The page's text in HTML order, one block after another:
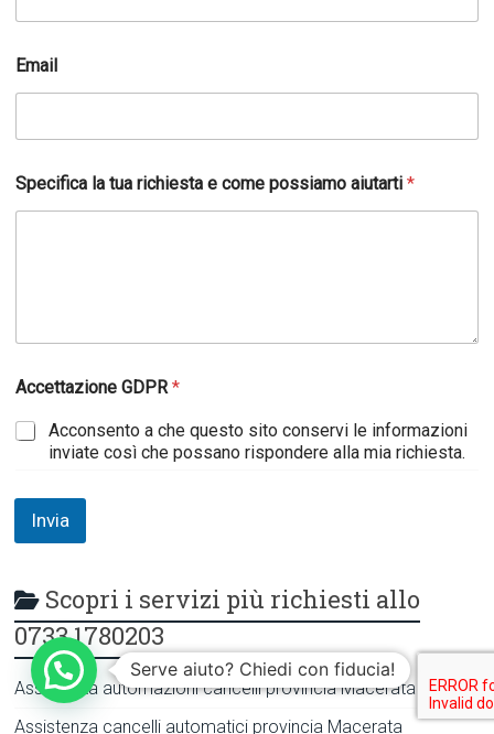
C
o
n
m
e
S
i
a
Email
Specifica la tua richiesta e come possiamo aiutarti*
Accettazione GDPR*
Acconsento a che questo sito conservi le informazioni
inviate così che possano rispondere alla mia richiesta.
Invia
Scopri i servizi più richiesti allo
0733 1780203
Assistenza automazioni cancelli provincia Macerata
Assistenza cancelli automatici provincia Macerata
Serve aiuto? Chiedi con fiducia!